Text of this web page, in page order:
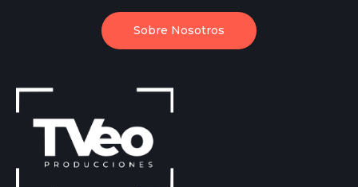
Sobre Nosotros